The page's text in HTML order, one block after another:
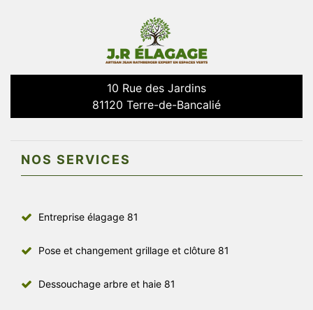
10 Rue des Jardins
81120 Terre-de-Bancalié
NOS SERVICES
Entreprise élagage 81
Pose et changement grillage et clôture 81
Dessouchage arbre et haie 81